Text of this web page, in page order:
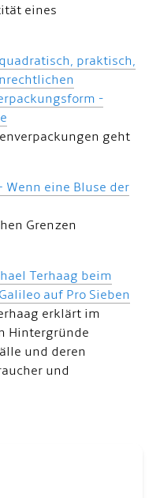
eines
praktisch,
-
geht
Wenn eine Bluse der
Grenzen
Terhaag beim
auf Pro Sieben
erklärt im
Hintergründe
und deren
und